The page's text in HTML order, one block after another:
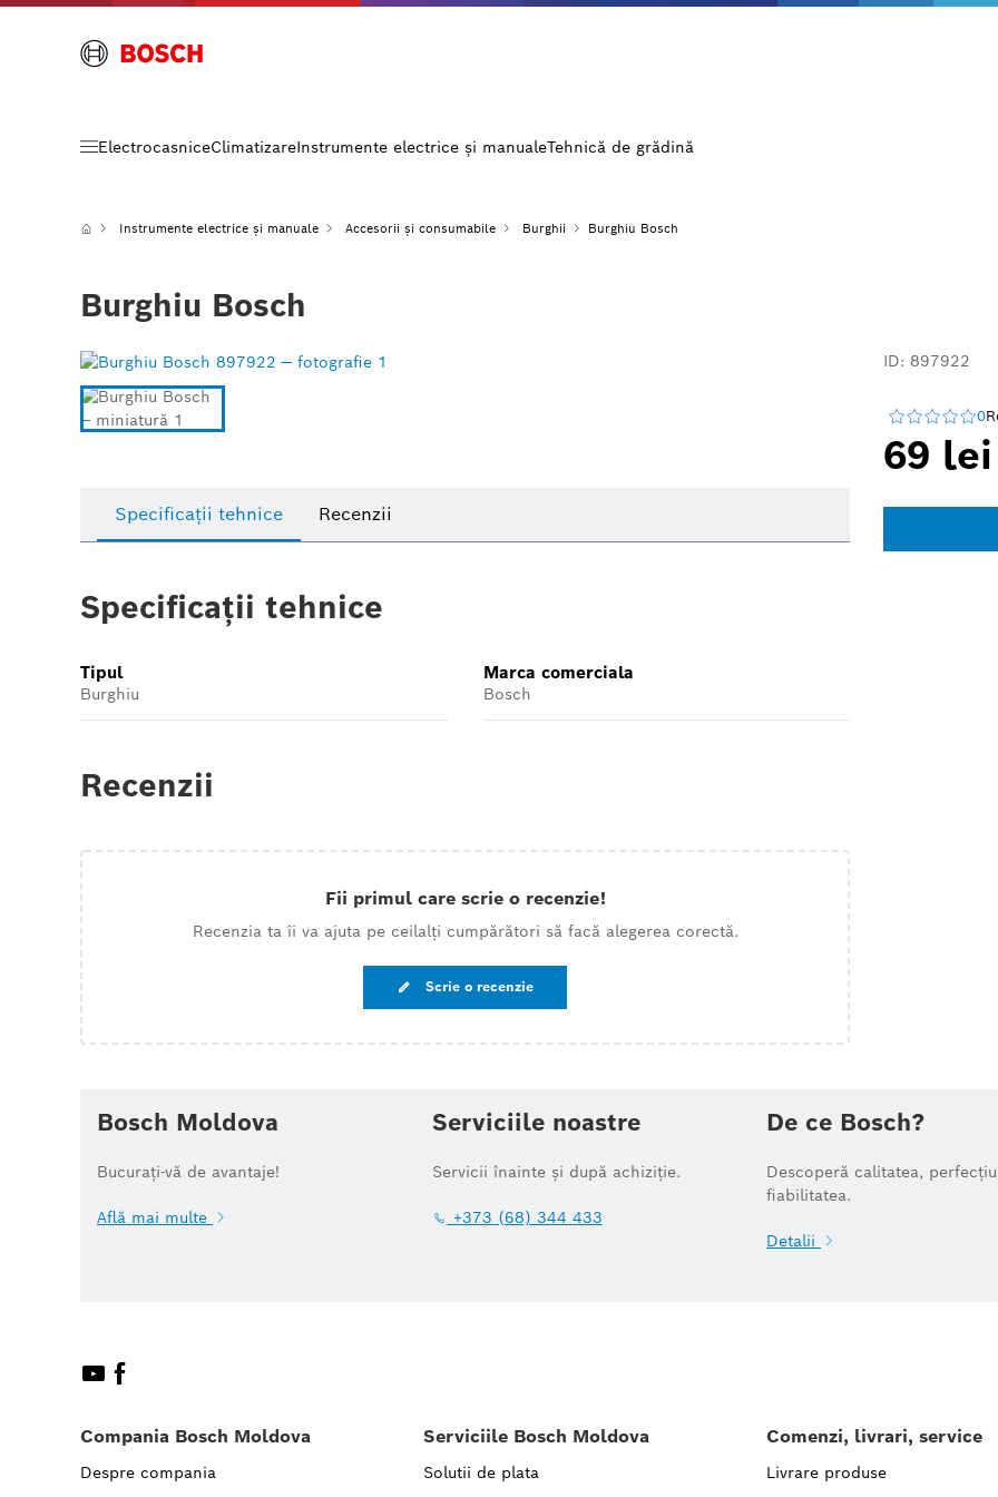
ElectrocasniceClimatizareInstrumente electrice și manualeTehnică de grădină
Instrumente electrice și manuale Accesorii și consumabile Burghii Burghiu Bosch
Burghiu Bosch
ID: 897922
0
69 lei
Specificații tehnice Recenzii
Specificații tehnice
Tipul
Burghiu
Marca comerciala
Bosch
Recenzii
Fii primul care scrie o recenzie!
Recenzia ta îi va ajuta pe ceilalți cumpărători să facă alegerea corectă.
Scrie o recenzie
Bosch Moldova
Bucurați-vă de avantaje!
Află mai multe
Serviciile noastre
Servicii înainte și după achiziție.
+373 (68) 344 433
De ce Bosch?
Descoperă calitatea,
fiabilitatea.
Detalii
Compania Bosch Moldova
Despre compania
Serviciile Bosch Moldova
Solutii de plata
Comenzi, livrari, service
Livrare produse